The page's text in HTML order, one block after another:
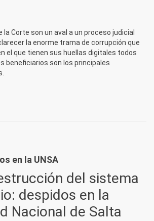
Corte son un aval a un proceso judicial
la enorme trama de corrupción que
el que tienen sus huellas digitales todos
beneficiarios son los principales
CFK
en la UNSA
del sistema
despidos en la
Nacional de Salta